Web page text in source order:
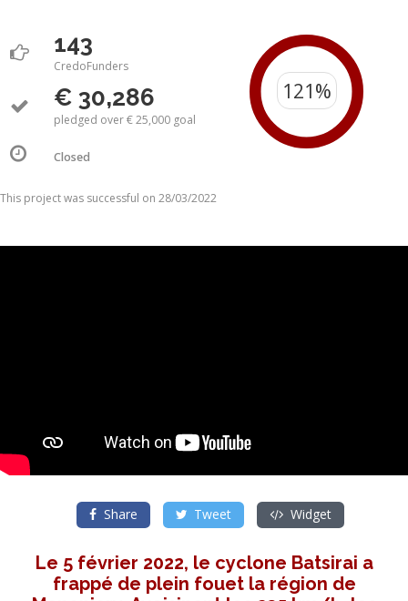
143
CredoFunders
€ 30,286
pledged over € 25,000 goal
Closed
This project was successful on 28/03/2022
Share Tweet Widget
Le 5 février 2022, le cyclone Batsirai a
frappé de plein fouet la région de